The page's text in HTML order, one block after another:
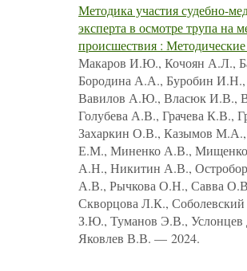
Методика участия судебно-
эксперта в осмотре трупа на
происшествия :
Макаров И.Ю., Кочоян А.Л.,
Бородина А.А., Буробин И.Н.,
Вавилов А.Ю., Власюк И.В.,
Голубева А.В., Грачева К.В.,
Захаркин О.В., Казымов
Е.М., Миненко А.В.,
А.Н., Никитин А.В.,
А.В., Рычкова О.Н., Савва
Скворцова Л.К.,
З.Ю., Туманов Э.В.,
Яковлев В.В. — 2024.